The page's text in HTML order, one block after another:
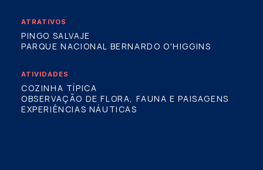
ATRATIVOS
PINGO SALVAJE
PARQUE NACIONAL BERNARDO O'HIGGINS
ATIVIDADES
COZINHA TÍPICA
OBSERVAÇÃO DE FLORA, FAUNA E PAISAGENS
EXPERIÊNCIAS NÁUTICAS